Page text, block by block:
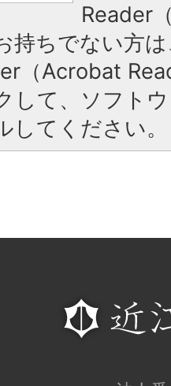
Reader
持ちでない方
（Acrobat
して、ソフト
してください。